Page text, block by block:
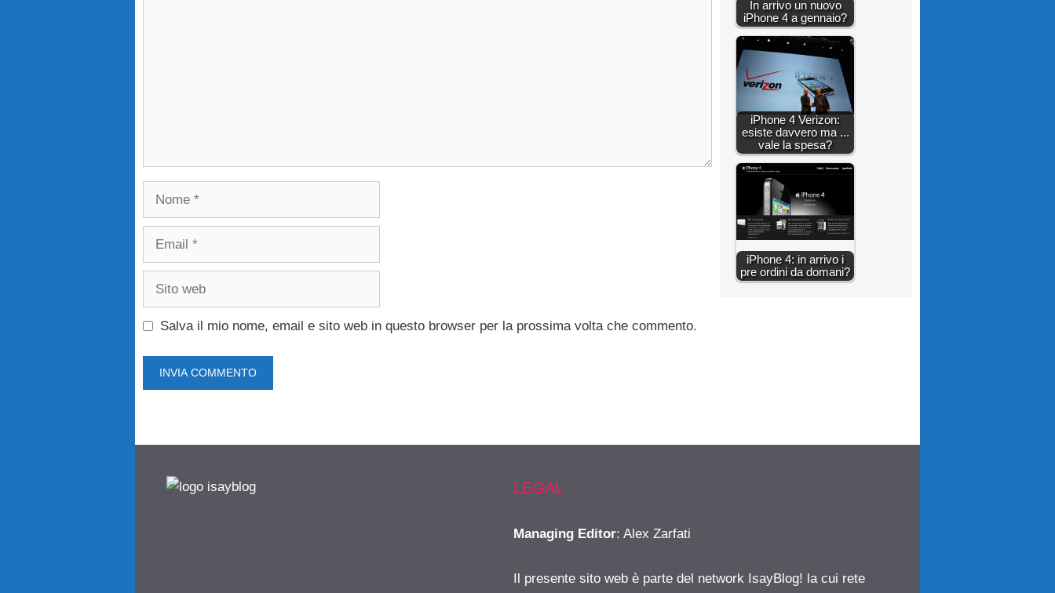
Salva il mio nome, email e sito web in questo browser per la prossima volta che commento.
In arrivo un nuovo
iPhone 4 a gennaio?
iPhone 4 Verizon:
esiste davvero ma ...
vale la spesa?
iPhone 4: in arrivo i
pre ordini da domani?
LEGAL
Managing Editor: Alex Zarfati
Il presente sito web è parte del network IsayBlog! la cui rete